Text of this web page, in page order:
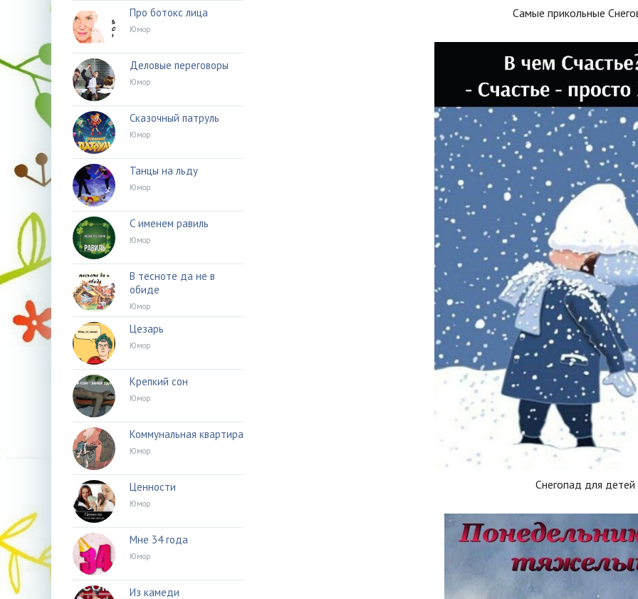
Самые прикольные
Снегопад для детей
Про ботокс лица
Юмор
Деловые переговоры
Юмор
Сказочный патруль
Юмор
Танцы на льду
Юмор
С именем равиль
Юмор
В тесноте да не в
обиде
Юмор
Цезарь
Юмор
Крепкий сон
Юмор
Коммунальная квартира
Юмор
Ценности
Юмор
Мне 34 года
Юмор
Из камеди